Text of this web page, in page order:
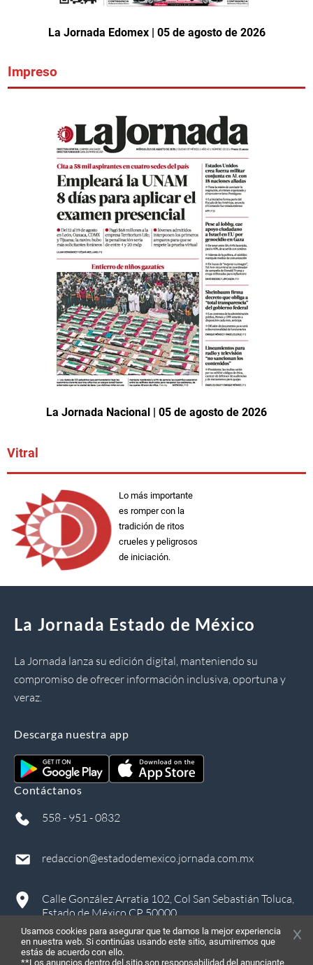
La Jornada Edomex | 05 de agosto de 2026
Impreso
La Jornada Nacional | 05 de agosto de 2026
Vitral
Lo más importante
es romper con la
tradición de ritos
crueles y peligrosos
de iniciación.
La Jornada Estado de México
La Jornada lanza su edición digital, manteniendo su
compromiso de ofrecer información inclusiva, oportuna y
veraz.
Descarga nuestra app
Contáctanos
558 - 951 - 0832
redaccion@estadodemexico.jornada.com.mx
Calle González Arratia 102, Col San Sebastián Toluca,
Estado de México CP 50000
Usamos cookies para asegurar que te damos la mejor experiencia
en nuestra web. Si continúas usando este sitio, asumiremos que
estás de acuerdo con ello.
**Los anuncios dentro del sitio son responsabilidad del anunciante